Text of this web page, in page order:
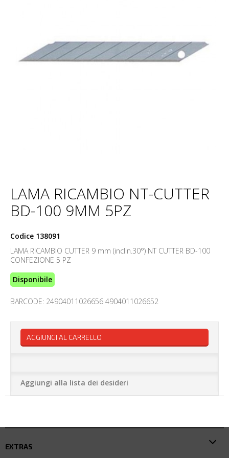
LAMA RICAMBIO NT-CUTTER
BD-100 9MM 5PZ
Codice 138091
LAMA RICAMBIO CUTTER 9 mm (inclin.30°) NT CUTTER BD-100
CONFEZIONE 5 PZ
Disponibile
BARCODE: 24904011026656 4904011026652
AGGIUNGI AL CARRELLO
Aggiungi alla lista dei desideri
EXTRAS